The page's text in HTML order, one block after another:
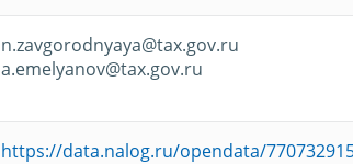
n.zavgorodnyaya@tax.gov.ru
a.emelyanov@tax.gov.ru
https://data.nalog.ru/opendata/